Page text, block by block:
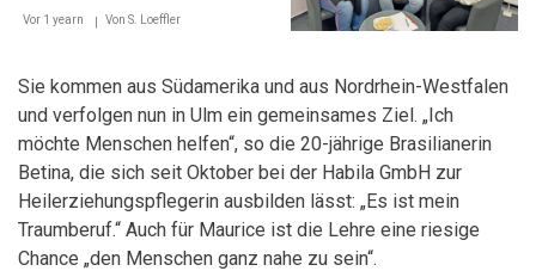
Vor 1 yearn Von S. Loeffler
Sie kommen aus Südamerika und aus Nordrhein-Westfalen
und verfolgen nun in Ulm ein gemeinsames Ziel. „Ich
möchte Menschen helfen“, so die 20-jährige Brasilianerin
Betina, die sich seit Oktober bei der Habila GmbH zur
Heilerziehungspflegerin ausbilden lässt: „Es ist mein
Traumberuf.“ Auch für Maurice ist die Lehre eine riesige
Chance „den Menschen ganz nahe zu sein“.